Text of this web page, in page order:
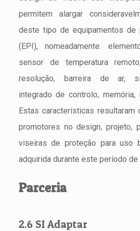
permitem alargar
deste tipo de equipamentos de
(EPI), nomeadamente:
sensor de temperatura
resolução, barreira de ar,
integrado de controlo,
Estas características resultaram
promotores no design, projeto,
viseiras de proteção para uso
adquirida durante este período de
Parceria
2.6 SI Adaptar